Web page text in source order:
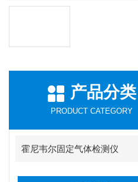
产品分类
PRODUCT CATEGORY
霍尼韦尔固定气体检测仪